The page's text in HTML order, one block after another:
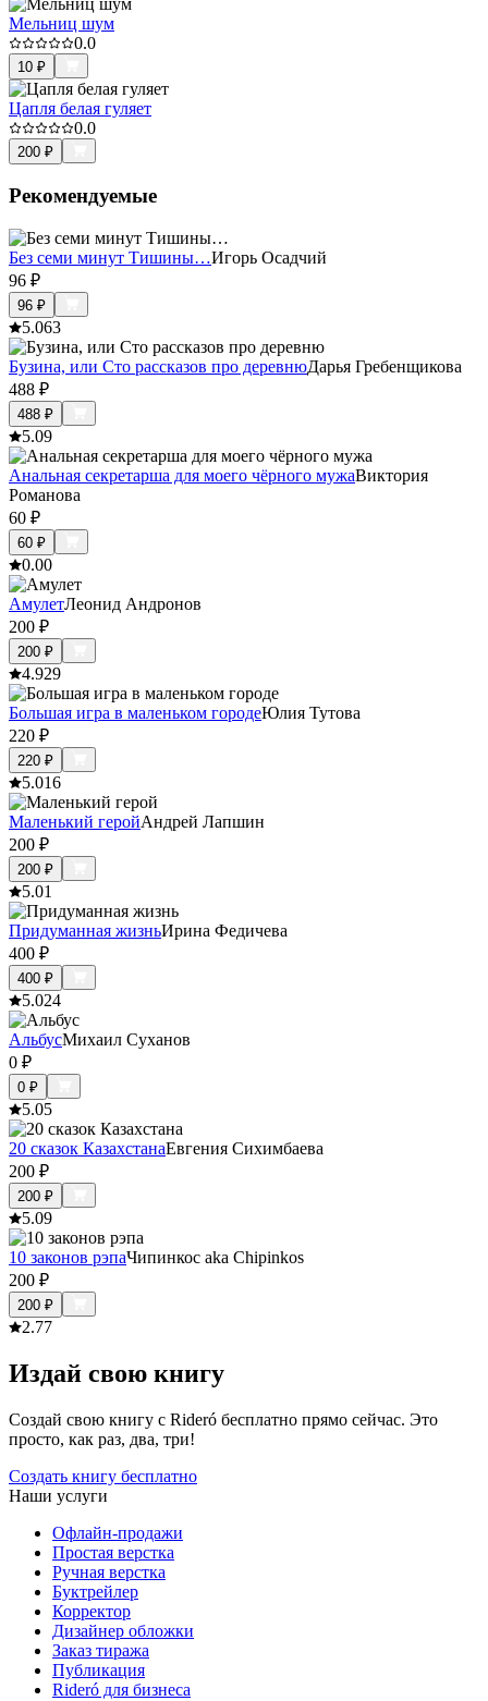
Мельниц шум
0.0
10 ₽
Цапля белая гуляет
0.0
200 ₽
Рекомендуемые
Без семи минут Тишины…Игорь Осадчий
96 ₽
96 ₽
5.063
Бузина, или Сто рассказов про деревнюДарья Гребенщикова
488 ₽
488 ₽
5.09
Анальная секретарша для моего чёрного мужаВиктория
Романова
60 ₽
60 ₽
0.00
АмулетЛеонид Андронов
200 ₽
200 ₽
4.929
Большая игра в маленьком городеЮлия Тутова
220 ₽
220 ₽
5.016
Маленький геройАндрей Лапшин
200 ₽
200 ₽
5.01
Придуманная жизньИрина Федичева
400 ₽
400 ₽
5.024
АльбусМихаил Суханов
0 ₽
0 ₽
5.05
20 сказок КазахстанаЕвгения Сихимбаева
200 ₽
200 ₽
5.09
10 законов рэпаЧипинкос aka Chipinkos
200 ₽
200 ₽
2.77
Издай свою книгу
Создай свою книгу с Rideró бесплатно прямо сейчас. Это
просто, как раз, два, три!
Создать книгу бесплатно
Наши услуги
Офлайн-продажи
Простая верстка
Ручная верстка
Буктрейлер
Корректор
Дизайнер обложки
Заказ тиража
Публикация
Rideró для бизнеса